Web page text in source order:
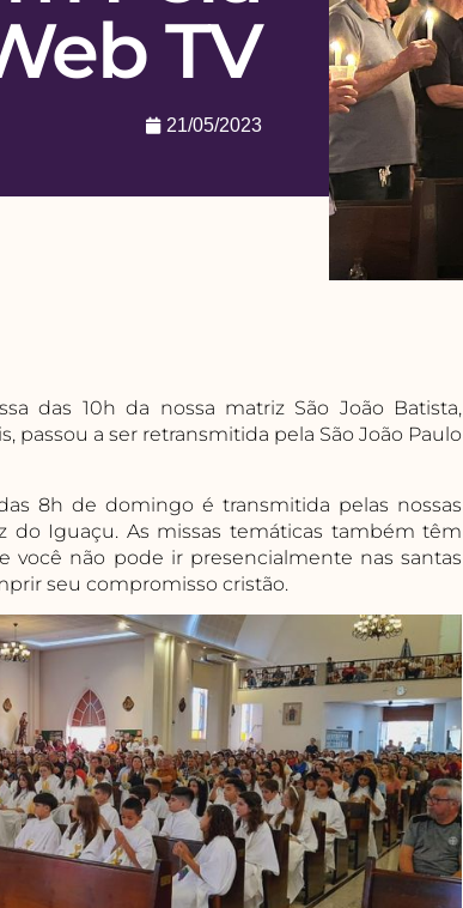
TV
21/05/2023
das 10h da nossa matriz São João Batista,
passou a ser retransmitida pela São João Paulo
8h de domingo é transmitida pelas nossas
do Iguaçu. As missas temáticas também têm
você não pode ir presencialmente nas santas
seu compromisso cristão.